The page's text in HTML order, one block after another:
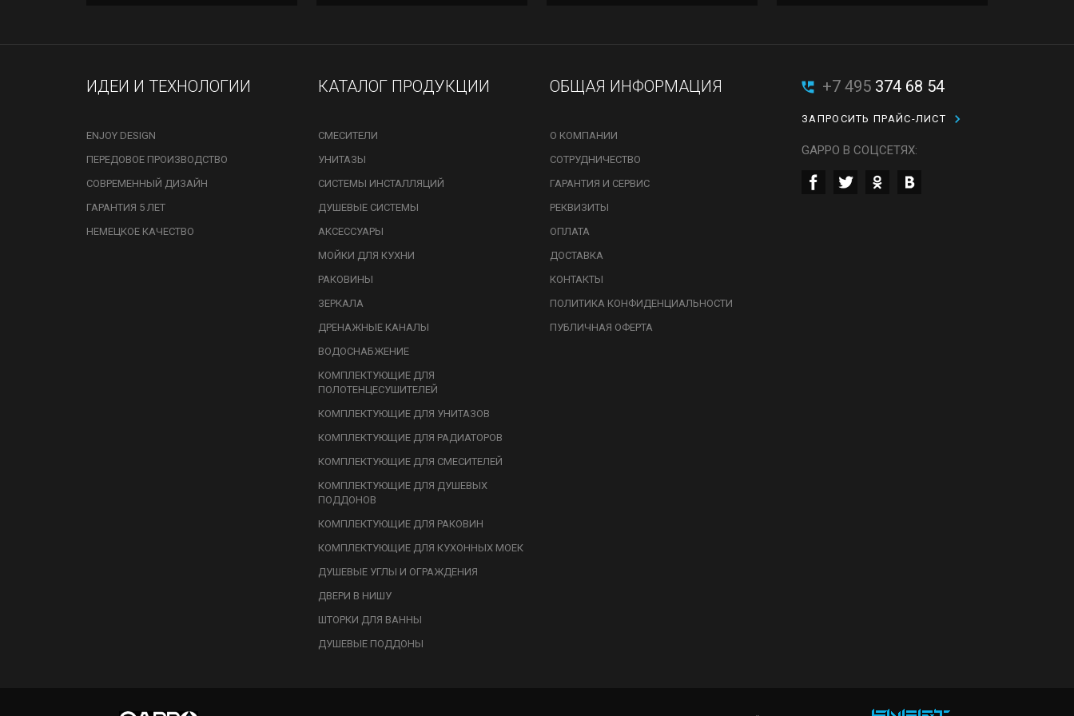
ИДЕИ И ТЕХНОЛОГИИ
ENJOY DESIGN
ПЕРЕДОВОЕ ПРОИЗВОДСТВО
СОВРЕМЕННЫЙ ДИЗАЙН
ГАРАНТИЯ 5 ЛЕТ
НЕМЕЦКОЕ КАЧЕСТВО
КАТАЛОГ ПРОДУКЦИИ
СМЕСИТЕЛИ
УНИТАЗЫ
СИСТЕМЫ ИНСТАЛЛЯЦИЙ
ДУШЕВЫЕ СИСТЕМЫ
АКСЕССУАРЫ
МОЙКИ ДЛЯ КУХНИ
РАКОВИНЫ
ЗЕРКАЛА
ДРЕНАЖНЫЕ КАНАЛЫ
ВОДОСНАБЖЕНИЕ
КОМПЛЕКТУЮЩИЕ ДЛЯ
ПОЛОТЕНЦЕСУШИТЕЛЕЙ
КОМПЛЕКТУЮЩИЕ ДЛЯ УНИТАЗОВ
КОМПЛЕКТУЮЩИЕ ДЛЯ РАДИАТОРОВ
КОМПЛЕКТУЮЩИЕ ДЛЯ СМЕСИТЕЛЕЙ
КОМПЛЕКТУЮЩИЕ ДЛЯ ДУШЕВЫХ
ПОДДОНОВ
КОМПЛЕКТУЮЩИЕ ДЛЯ РАКОВИН
КОМПЛЕКТУЮЩИЕ ДЛЯ КУХОННЫХ МОЕК
ДУШЕВЫЕ УГЛЫ И ОГРАЖДЕНИЯ
ДВЕРИ В НИШУ
ШТОРКИ ДЛЯ ВАННЫ
ДУШЕВЫЕ ПОДДОНЫ
ОБЩАЯ ИНФОРМАЦИЯ
О КОМПАНИИ
СОТРУДНИЧЕСТВО
ГАРАНТИЯ И СЕРВИС
РЕКВИЗИТЫ
ОПЛАТА
ДОСТАВКА
КОНТАКТЫ
ПОЛИТИКА КОНФИДЕНЦИАЛЬНОСТИ
ПУБЛИЧНАЯ ОФЕРТА
+7 495 374 68 54
ЗАПРОСИТЬ ПРАЙС-ЛИСТ
GAPPO В СОЦСЕТЯХ: